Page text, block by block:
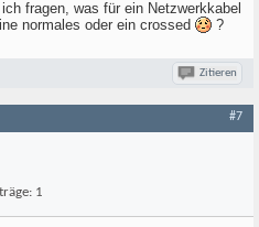
fragen, was für ein Netzwerkkabel
normales oder ein crossed
?
Zitieren
#7
1